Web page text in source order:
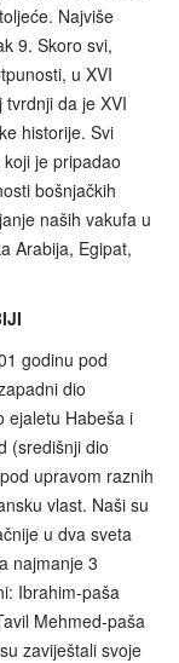
Najviše
9. Skoro svi,
u XVI
da je XVI
historije. Svi
je pripadao
bošnjačkih
naših vakufa u
Arabija, Egipat,
godinu pod
dio
ejaletu Habeša i
(središnji dio
upravom raznih
vlast. Naši su
u dva sveta
najmanje 3
Ibrahim-paša
Mehmed-paša
zaviještali svoje